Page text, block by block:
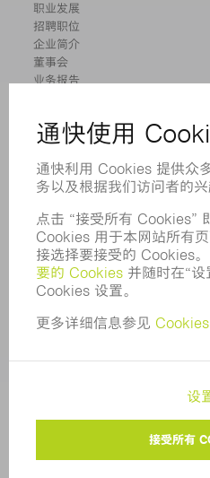
职业发展
招聘职位
企业简介
董事会
业务报告
举报系统
新闻稿
杂志
环境和气候
社会和公共事务
企业管理
数据保
通快通用采购条款及条件
© 2026 TRUMPF | 苏公网